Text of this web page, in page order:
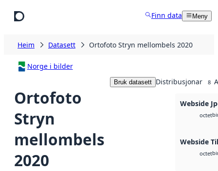
Finn data Meny
Heim Datasett Ortofoto Stryn mellombels 2020
Norge i bilder
Ortofoto
Stryn
mellombels
2020
Bruk datasett Distribusjonar 8
Webside
octet
Webside
octet